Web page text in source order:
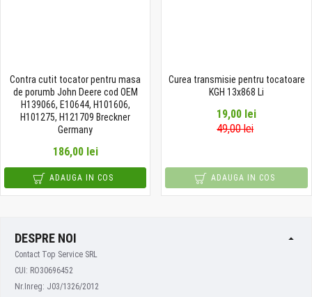
Contra cutit tocator pentru masa
de porumb John Deere cod OEM
H139066, E10644, H101606,
H101275, H121709 Breckner
Germany
186,00 lei
ADAUGA IN COS
Curea transmisie pentru tocatoare
KGH 13x868 Li
19,00 lei
49,00 lei
ADAUGA IN COS
DESPRE NOI
Contact Top Service SRL
CUI: RO30696452
Nr.Inreg: J03/1326/2012